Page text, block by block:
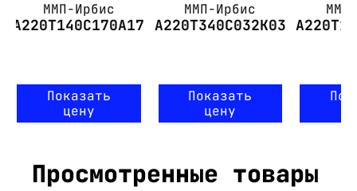
ММП-Ирбис
А220Т140С170А17
Показать
цену
ММП-Ирбис
А220Т340С032К03
Показать
цену
Просмотренные товары